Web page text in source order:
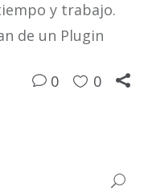
y trabajo.
de un Plugin
0 0